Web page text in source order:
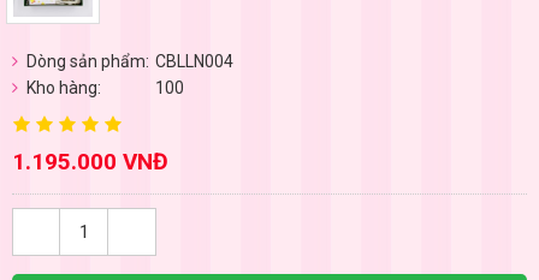
Dòng sản phẩm: CBLLN004
Kho hàng:
100
1.195.000 VNĐ